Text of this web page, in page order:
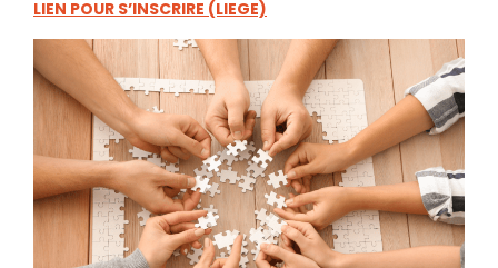
LIEN POUR S’INSCRIRE (LIEGE)